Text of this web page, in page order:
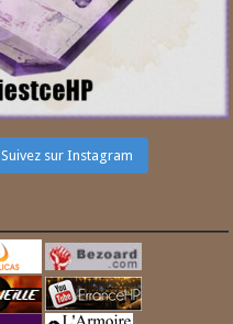
Suivez sur Instagram